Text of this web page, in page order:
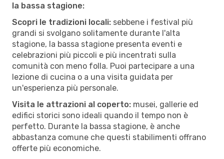
la bassa stagione:
Scopri le tradizioni locali: sebbene i festival più
grandi si svolgano solitamente durante l'alta
stagione, la bassa stagione presenta eventi e
celebrazioni più piccoli e più incentrati sulla
comunità con meno folla. Puoi partecipare a una
lezione di cucina o a una visita guidata per
un'esperienza più personale.
Visita le attrazioni al coperto: musei, gallerie ed
edifici storici sono ideali quando il tempo non è
perfetto. Durante la bassa stagione, è anche
abbastanza comune che questi stabilimenti offrano
offerte più economiche.